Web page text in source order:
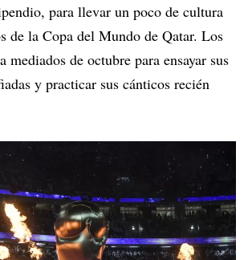
para llevar un poco de cultura
de la Copa del Mundo de Qatar. Los
mediados de octubre para ensayar sus
y practicar sus cánticos recién